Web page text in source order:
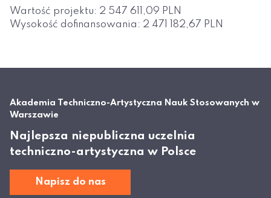
Wartość projektu: 2 547 611,09 PLN
Wysokość dofinansowania: 2 471 182,67 PLN
Akademia Techniczno-Artystyczna Nauk Stosowanych w
Warszawie
Najlepsza niepubliczna uczelnia
techniczno-artystyczna w Polsce
Napisz do nas